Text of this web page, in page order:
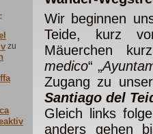
zu
Wir beginnen
Teide, kurz
Mäuerchen
medico“ „
Zugang zu
Santiago del
Gleich links
anders gehen